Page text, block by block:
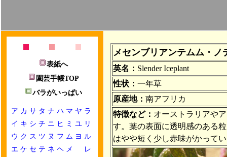
表紙へ
園芸手帳TOP
バラがいっぱい
ア カ サ タ ナ ハ マ ヤ ラ
イ キ シ チ ニ ヒ ミ ユ リ
ウ ク ス ツ ヌ フ ム ヨ ル
エ ケ セ テ ネ ヘ メ
レ
メセンブリアンテムム・ノ
英名： Slender Iceplant
性状： 一年草
原産地： 南アフリカ
特徴など： オーストラリアや
す。葉の表面に透明感のある
はやや短く少し赤味がかって